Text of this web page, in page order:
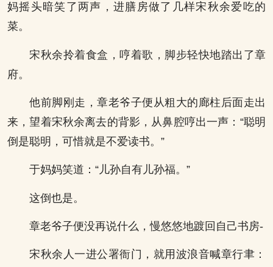
妈摇头暗笑了两声，进膳房做了几样宋秋余爱吃的
菜。
宋秋余拎着食盒，哼着歌，脚步轻快地踏出了章
府。
他前脚刚走，章老爷子便从粗大的廊柱后面走出
来，望着宋秋余离去的背影，从鼻腔哼出一声：“聪明
倒是聪明，可惜就是不爱读书。”
于妈妈笑道：“儿孙自有儿孙福。”
这倒也是。
章老爷子便没再说什么，慢悠悠地踱回自己书房-
宋秋余人一进公署衙门，就用波浪音喊章行聿：